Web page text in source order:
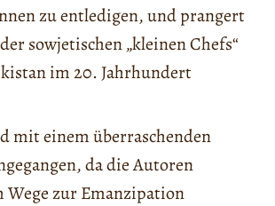
zu entledigen, und prangert
sowjetischen „kleinen Chefs“
im 20. Jahrhundert
mit einem überraschenden
da die Autoren
Wege zur Emanzipation